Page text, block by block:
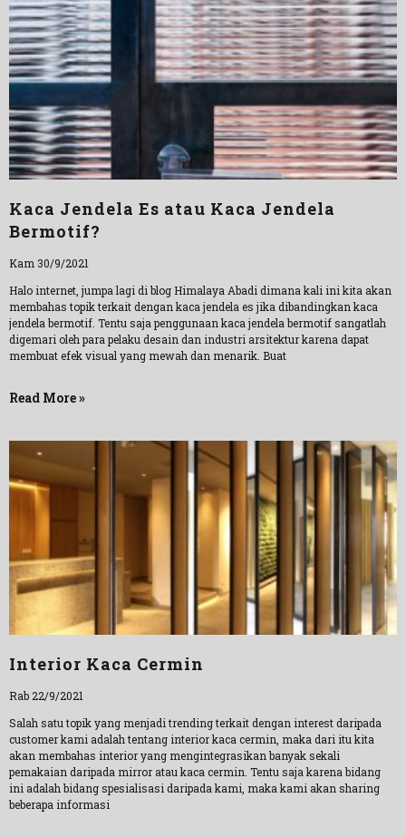
Kaca Jendela Es atau Kaca Jendela
Bermotif?
Kam 30/9/2021
Halo internet, jumpa lagi di blog Himalaya Abadi dimana kali ini kita akan
membahas topik terkait dengan kaca jendela es jika dibandingkan kaca
jendela bermotif. Tentu saja penggunaan kaca jendela bermotif sangatlah
digemari oleh para pelaku desain dan industri arsitektur karena dapat
membuat efek visual yang mewah dan menarik. Buat
Read More »
Interior Kaca Cermin
Rab 22/9/2021
Salah satu topik yang menjadi trending terkait dengan interest daripada
customer kami adalah tentang interior kaca cermin, maka dari itu kita
akan membahas interior yang mengintegrasikan banyak sekali
pemakaian daripada mirror atau kaca cermin. Tentu saja karena bidang
ini adalah bidang spesialisasi daripada kami, maka kami akan sharing
beberapa informasi